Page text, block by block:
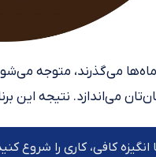
می‌گذرند، متوجه
می‌اندازد. نتیجه
انگیزه کافی، کاری را